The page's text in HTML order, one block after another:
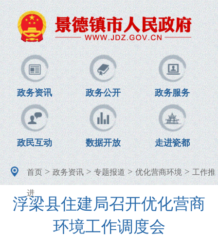
政务资讯 政务公开 政务服务
政民互动 数据开放 走进瓷都
首页>政务资讯>专题报道>优化营商环境>工作推
进
浮梁县住建局召开优化营商
环境工作调度会